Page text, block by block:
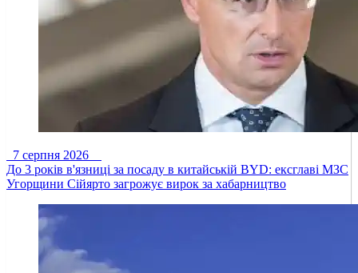
7 серпня 2026
До 3 років в'язниці за посаду в китайській BYD: ексглаві МЗС
Угорщини Сійярто загрожує вирок за хабарництво